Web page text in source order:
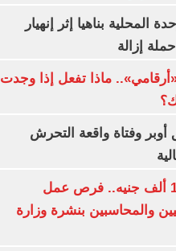
بناهيا إثر إنهيار
إزالة
ماذا تفعل إذا وجدت
أوبر وفتاة واقعة التحرش
برواتب تصل لـ16 ألف جنيه.. فرص عمل
والمحاسبين بنشرة وزارة